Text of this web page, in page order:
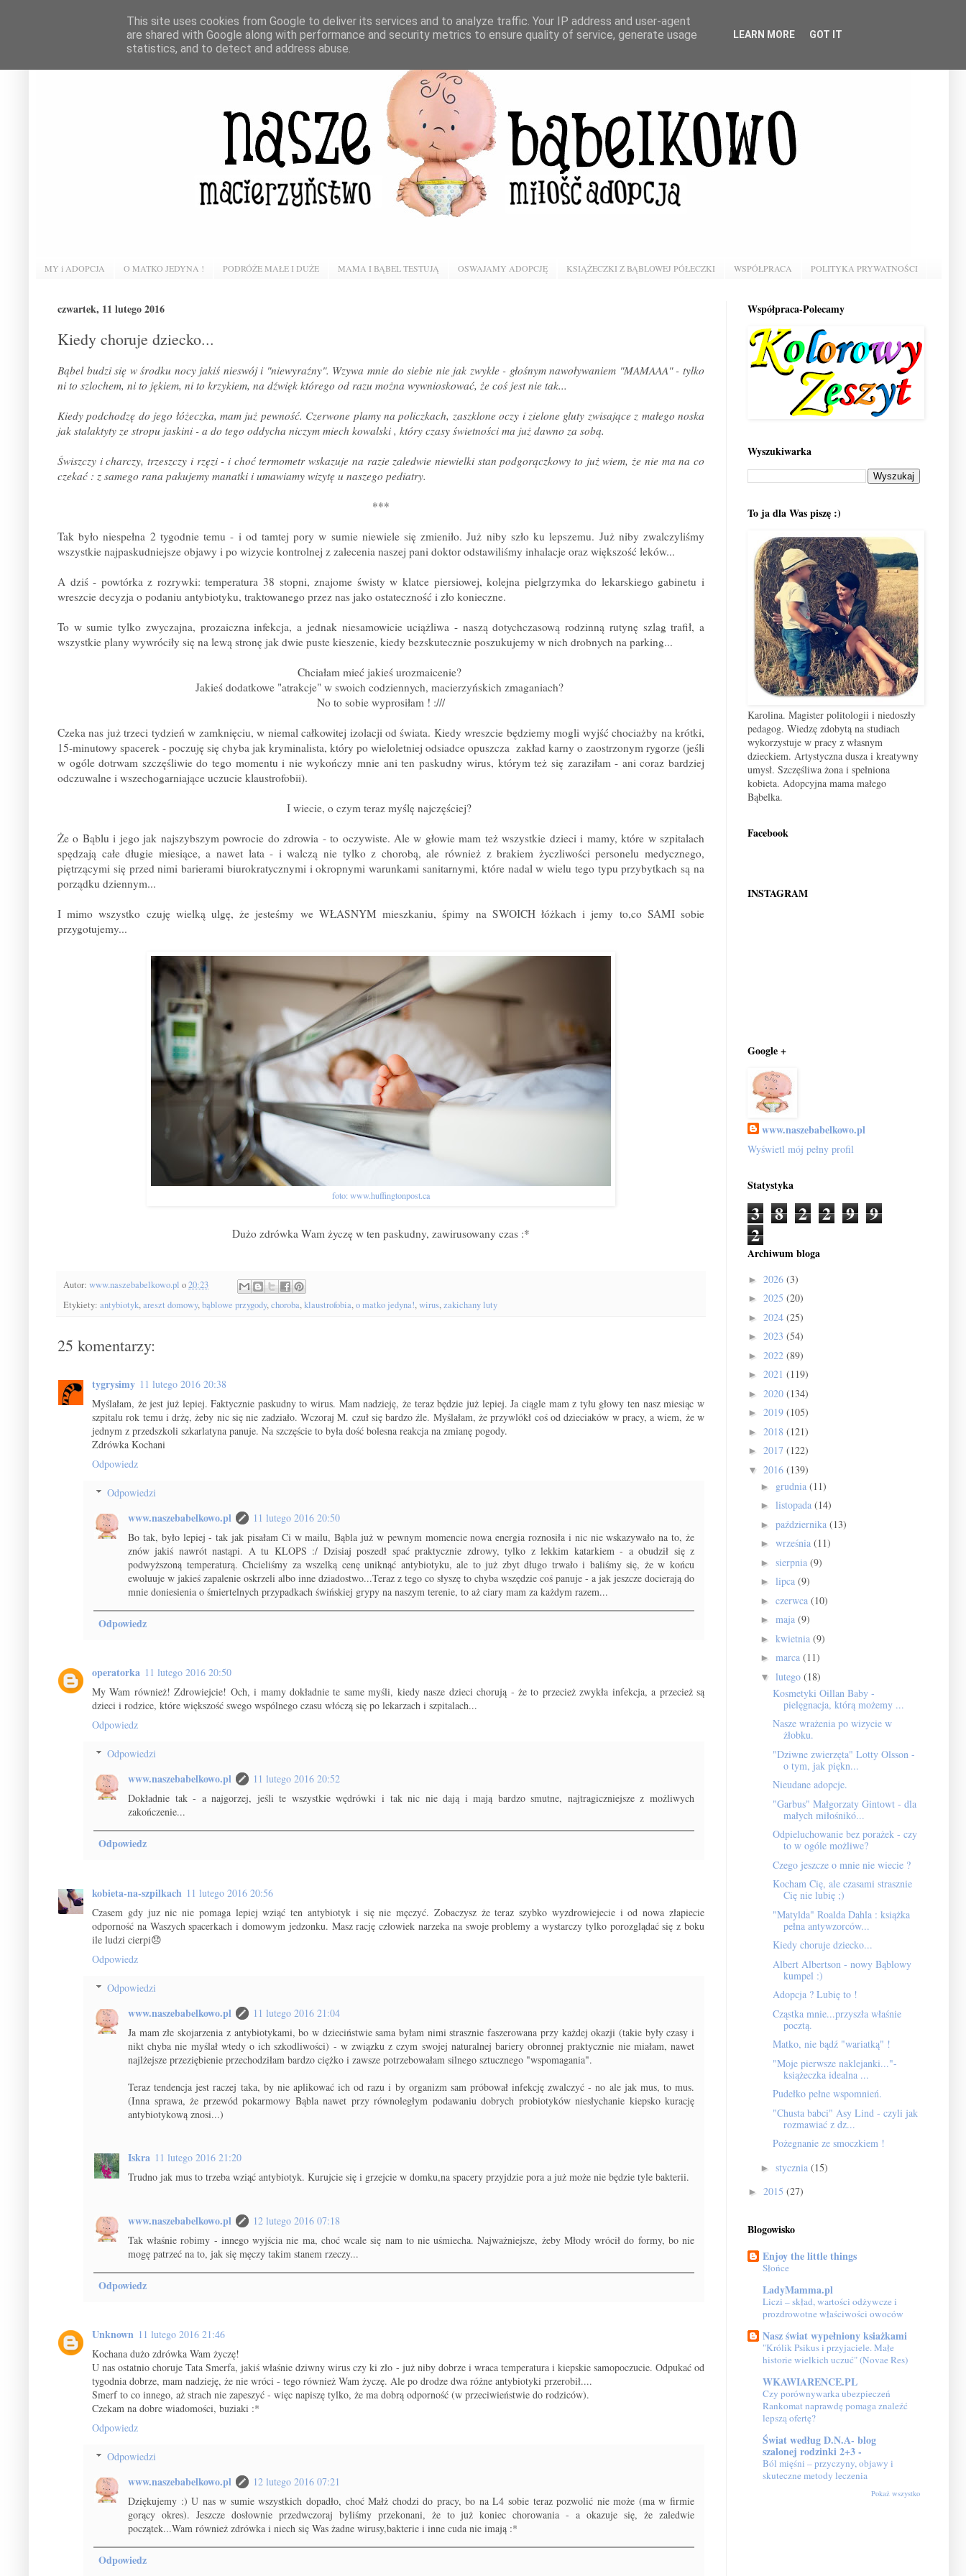
MY i ADOPCJA O MATKO JEDYNA ! PODRÓŻE MAŁE I DUŻE MAMA I BĄBEL TESTUJĄ OSWAJAMY ADOPCJĘ KSIĄŻECZKI Z BĄBLOWEJ PÓŁECZKI WSPÓŁPRACA POLITYKA PRYWATNOŚCI
czwartek, 11 lutego 2016
Kiedy choruje dziecko...
Bąbel budzi się w środku nocy jakiś nieswój i "niewyraźny". Wzywa mnie do siebie nie jak zwykle - głośnym nawoływaniem "MAMAAA" - tylko
ni to szlochem, ni to jękiem, ni to krzykiem, na dźwięk którego od razu można wywnioskować, że coś jest nie tak...
Kiedy podchodzę do jego łóżeczka, mam już pewność. Czerwone plamy na policzkach, zaszklone oczy i zielone gluty zwisające z małego noska
jak stalaktyty ze stropu jaskini - a do tego oddycha niczym miech kowalski , który czasy świetności ma już dawno za sobą.
Świszczy i charczy, trzeszczy i rzęzi - i choć termometr wskazuje na razie zaledwie niewielki stan podgorączkowy to już wiem, że nie ma na co
czekać : z samego rana pakujemy manatki i umawiamy wizytę u naszego pediatry.
***
Tak było niespełna 2 tygodnie temu - i od tamtej pory w sumie niewiele się zmieniło. Już niby szło ku lepszemu. Już niby zwalczyliśmy
wszystkie najpaskudniejsze objawy i po wizycie kontrolnej z zalecenia naszej pani doktor odstawiliśmy inhalacje oraz większość leków...
A dziś - powtórka z rozrywki: temperatura 38 stopni, znajome świsty w klatce piersiowej, kolejna pielgrzymka do lekarskiego gabinetu i
wreszcie decyzja o podaniu antybiotyku, traktowanego przez nas jako ostateczność i zło konieczne.
To w sumie tylko zwyczajna, prozaiczna infekcja, a jednak niesamowicie uciążliwa - naszą dotychczasową rodzinną rutynę szlag trafił, a
wszystkie plany wywróciły się na lewą stronę jak dwie puste kieszenie, kiedy bezskutecznie poszukujemy w nich drobnych na parking...
Chciałam mieć jakieś urozmaicenie?
Jakieś dodatkowe "atrakcje" w swoich codziennych, macierzyńskich zmaganiach?
No to sobie wyprosiłam ! :///
Czeka nas już trzeci tydzień w zamknięciu, w niemal całkowitej izolacji od świata. Kiedy wreszcie będziemy mogli wyjść chociażby na krótki,
15-minutowy spacerek - poczuję się chyba jak kryminalista, który po wieloletniej odsiadce opuszcza zakład karny o zaostrzonym rygorze (jeśli
w ogóle dotrwam szczęśliwie do tego momentu i nie wykończy mnie ani ten paskudny wirus, którym też się zaraziłam - ani coraz bardziej
odczuwalne i wszechogarniające uczucie klaustrofobii).
I wiecie, o czym teraz myślę najczęściej?
Że o Bąblu i jego jak najszybszym powrocie do zdrowia - to oczywiste. Ale w głowie mam też wszystkie dzieci i mamy, które w szpitalach
spędzają całe długie miesiące, a nawet lata - i walczą nie tylko z chorobą, ale również z brakiem życzliwości personelu medycznego,
piętrzącymi się przed nimi barierami biurokratycznymi i okropnymi warunkami sanitarnymi, które nadal w wielu tego typu przybytkach są na
porządku dziennym...
I mimo wszystko czuję wielką ulgę, że jesteśmy we WŁASNYM mieszkaniu, śpimy na SWOICH łóżkach i jemy to,co SAMI sobie
przygotujemy...
foto: www.huffingtonpost.ca
Dużo zdrówka Wam życzę w ten paskudny, zawirusowany czas :*
Autor: www.naszebabelkowo.pl o20:23
Etykiety: antybiotyk,areszt domowy,bąblowe przygody,choroba,klaustrofobia,o matko jedyna!,wirus,zakichany luty
25 komentarzy:
tygrysimy 11 lutego 2016 20:38
Myślałam, że jest już lepiej. Faktycznie paskudny to wirus. Mam nadzieję, że teraz będzie już lepiej. Ja ciągle mam z tyłu głowy ten nasz miesiąc w
szpitalu rok temu i drżę, żeby nic się nie zadziało. Wczoraj M. czuł się bardzo źle. Myślałam, że przywlókł coś od dzieciaków w pracy, a wiem, że w
jednym z przedszkoli szkarlatyna panuje. Na szczęście to była dość bolesna reakcja na zmianę pogody.
Zdrówka Kochani
Odpowiedz
Odpowiedzi
www.naszebabelkowo.pl
11 lutego 2016 20:50
Bo tak, było lepiej - tak jak pisałam Ci w mailu, Bąbla już w pewnym momencie nowa energia roznosiła i nic nie wskazywało na to, że
znów jakiś nawrót nastąpi. A tu KLOPS :/ Dzisiaj poszedł spać praktycznie zdrowy, tylko z lekkim katarkiem - a obudził się z
podwyższoną temperaturą. Chcieliśmy za wszelką cenę uniknąć antybiotyku, ale to już zbyt długo trwało i baliśmy się, że w końcu
ewoluuje w jakieś zapalenie oskrzeli albo inne dziadostwo...Teraz z tego co słyszę to chyba wszędzie coś panuje - a jak jeszcze docierają do
mnie doniesienia o śmiertelnych przypadkach świńskiej grypy na naszym terenie, to aż ciary mam za każdym razem...
Odpowiedz
operatorka 11 lutego 2016 20:50
My Wam również! Zdrowiejcie! Och, i mamy dokładnie te same myśli, kiedy nasze dzieci chorują - że to przecież zwykła infekcja, a przecież są
dzieci i rodzice, które większość swego wspólnego czasu włóczą się po lekarzach i szpitalach...
Odpowiedz
Odpowiedzi
www.naszebabelkowo.pl
11 lutego 2016 20:52
Dokładnie tak - a najgorzej, jeśli te wszystkie wędrówki i tak nic nie dają i mają bardzo smutne, najtragiczniejsze z możliwych
zakończenie...
Odpowiedz
kobieta-na-szpilkach 11 lutego 2016 20:56
Czasem gdy juz nic nie pomaga lepiej wziąć ten antybiotyk i się nie męczyć. Zobaczysz że teraz szybko wyzdrowiejecie i od nowa złapiecie
odporność na Waszych spacerkach i domowym jedzonku. Masz rację człowiek narzeka na swoje problemy a wystarczy tylko porozglądać się z boku
ile ludzi cierpi😞
Odpowiedz
Odpowiedzi
www.naszebabelkowo.pl
11 lutego 2016 21:04
Ja mam złe skojarzenia z antybiotykami, bo w dzieciństwie sama byłam nimi strasznie faszerowana przy każdej okazji (takie były czasy i
nikt chyba nie myślał wtedy o ich szkodliwości) - w związku z czym swojej naturalnej bariery obronnej praktycznie nie miałam, nawet
najlżejsze przeziębienie przechodziłam bardzo ciężko i zawsze potrzebowałam silnego sztucznego "wspomagania".
Teraz tendencja jest raczej taka, by nie aplikować ich od razu i by organizm sam próbował infekcję zwalczyć - no ale jak mus, to mus.
(Inna sprawa, że przewód pokarmowy Bąbla nawet przy równoległym podawaniu dobrych probiotyków niesłychanie kiepsko kurację
antybiotykową znosi...)
Iskra 11 lutego 2016 21:20
Trudno jak mus to trzeba wziąć antybiotyk. Kurujcie się i grzejcie w domku,na spacery przyjdzie pora a już może nie będzie tyle bakterii.
www.naszebabelkowo.pl
12 lutego 2016 07:18
Tak właśnie robimy - innego wyjścia nie ma, choć wcale się nam to nie uśmiecha. Najważniejsze, żeby Młody wrócił do formy, bo nie
mogę patrzeć na to, jak się męczy takim stanem rzeczy...
Odpowiedz
Unknown 11 lutego 2016 21:46
Kochana dużo zdrówka Wam życzę!
U nas ostatnio choruje Tata Smerfa, jakiś właśnie dziwny wirus czy ki zło - już niby dobrze i wraca temperatura i kiepskie samopoczucie. Odpukać od
tygodnia dobrze, mam nadzieję, że nie wróci - tego również Wam życzę. Ale po drodze dwa różne antybiotyki przerobił....
Smerf to co innego, aż strach nie zapeszyć - więc napiszę tylko, że ma dobrą odporność (w przeciwieństwie do rodziców).
Czekam na dobre wiadomości, buziaki :*
Odpowiedz
Odpowiedzi
www.naszebabelkowo.pl
12 lutego 2016 07:21
Dziękujemy :) U nas w sumie wszystkich dopadło, choć Małż chodzi do pracy, bo na L4 sobie teraz pozwolić nie może (ma w firmie
gorący okres). Jeszcze dosłownie przedwczoraj byliśmy przekonani, że to już koniec chorowania - a okazuje się, że zaledwie
początek...Wam również zdrówka i niech się Was żadne wirusy,bakterie i inne cuda nie imają :*
Odpowiedz
Współpraca-Polecamy
Wyszukiwarka
To ja dla Was piszę :)
Karolina. Magister politologii i niedoszły
pedagog. Wiedzę zdobytą na studiach
wykorzystuje w pracy z własnym
dzieckiem. Artystyczna dusza i kreatywny
umysł. Szczęśliwa żona i spełniona
kobieta. Adopcyjna mama małego
Bąbelka.
Facebook
INSTAGRAM
Google +
www.naszebabelkowo.pl
Wyświetl mój pełny profil
Statystyka
3 8 2 2 9 9
2
Archiwum bloga
► 2026 (3)
► 2025 (20)
► 2024 (25)
► 2023 (54)
► 2022 (89)
► 2021 (119)
► 2020 (134)
► 2019 (105)
► 2018 (121)
► 2017 (122)
▼ 2016 (139)
► grudnia (11)
► listopada (14)
► października (13)
► września (11)
► sierpnia (9)
► lipca (9)
► czerwca (10)
► maja (9)
► kwietnia (9)
► marca (11)
▼ lutego (18)
Kosmetyki Oillan Baby -
pielęgnacja, którą możemy ...
Nasze wrażenia po wizycie w
żłobku.
"Dziwne zwierzęta" Lotty Olsson -
o tym, jak piękn...
Nieudane adopcje.
"Garbus" Małgorzaty Gintowt - dla
małych miłośnikó...
Odpieluchowanie bez porażek - czy
to w ogóle możliwe?
Czego jeszcze o mnie nie wiecie ?
Kocham Cię, ale czasami strasznie
Cię nie lubię ;)
"Matylda" Roalda Dahla : książka
pełna antywzorców...
Kiedy choruje dziecko...
Albert Albertson - nowy Bąblowy
kumpel :)
Adopcja ? Lubię to !
Cząstka mnie...przyszła właśnie
pocztą.
Matko, nie bądź "wariatką" !
"Moje pierwsze naklejanki..."-
książeczka idealna ...
Pudełko pełne wspomnień.
"Chusta babci" Asy Lind - czyli jak
rozmawiać z dz...
Pożegnanie ze smoczkiem !
► stycznia (15)
► 2015 (27)
Blogowisko
Enjoy the little things
Słońce
LadyMamma.pl
Liczi – skład, wartości odżywcze i
prozdrowotne właściwości owoców
Nasz świat wypełniony ksiażkami
"Królik Psikus i przyjaciele. Małe
historie wielkich uczuć" (Novae Res)
WKAWIARENCE.PL
Czy porównywarka ubezpieczeń
Rankomat naprawdę pomaga znaleźć
lepszą ofertę?
Świat według D.N.A- blog
szalonej rodzinki 2+3 -
Ból mięśni – przyczyny, objawy i
skuteczne metody leczenia
Pokaż wszystko
This site uses cookies from Google to deliver its services and to analyze traffic. Your IP address and user-agent
are shared with Google along with performance and security metrics to ensure quality of service, generate usage
statistics, and to detect and address abuse.
LEARN MORE GOT IT